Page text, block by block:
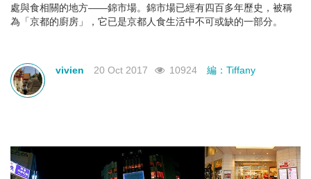
處與食相關的地方——錦市場。錦市場已經有四百多年歷史，被稱
為「京都的廚房」，它已是京都人食生活中不可或缺的一部分。
vivien 20 Oct 2017 10924 編：Tiffany